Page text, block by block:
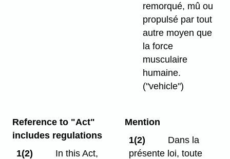
remorqué, mû ou
propulsé par tout
autre moyen que
la force
musculaire
humaine.
("vehicle")
Reference to "Act"
includes regulations
1(2)
In this Act,
Mention
1(2)
Dans la
présente loi, toute